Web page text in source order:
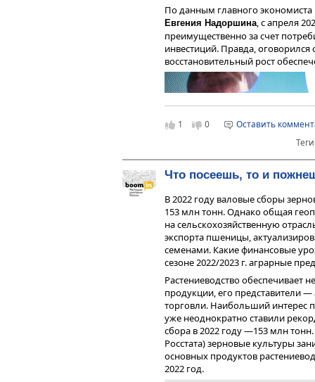
И это в значительной мере
американской практике всё
понятия, как неформальные
когда торговая площадка не
нравятся, но и невозможна
конфликта облигационеры
они сразу становятся
принципиально другом уровне.
Понятно, что для ЦБ
По большому счету, в России
предоставлены сами себе. Да,
процентных ставок, включение
но хорошо, если это охватывает
же остаются в свободном
трети компаний сидят в
программах.
— Почему вы считаете, что
неприоритетная задача?
— Банк России как
ему трудно управлять всем
банковский сектор — это
одни и те же люди, но есть
просто по причине их крупности.
Фондовый рынок — это
По данным главного
Евгения Надоршина, с апреля
преимущественно за счет
инвестиций. Правда,
восстановительный рост
Софья Донец, главный
«Самое яркое
Несмотря на все кризисы,
Ковид, шоки прошлого
Адаптивность просто
заместитель
1 0
Оставить
Что посеешь, то и
В 2022 году валовые сборы
153 млн тонн. Однако общая
на сельскохозяйственную
экспорта пшеницы,
семенами. Какие финансовые
сезоне 2022/2023 г. аграрные
Растениеводство
продукции, его представители
торговли. Наибольший интерес
уже неоднократно ставили
сбора в 2022 году —153 млн
Росстата) зерновые культуры
основных продуктов
2022 год.